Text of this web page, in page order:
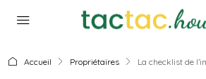
Accueil Propriétaires La checklist de